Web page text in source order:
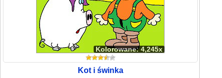
Kolorowane: 4,245x
Kot i świnka